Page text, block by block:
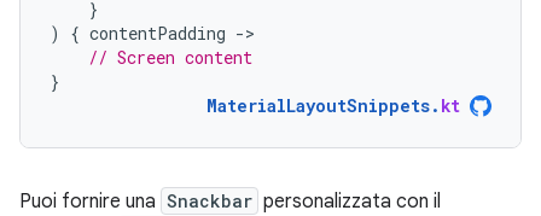
}
)
{ contentPadding -
// Screen content
}
MaterialLayoutSnippets. kt
Puoi fornire una Snackbar personalizzata con il